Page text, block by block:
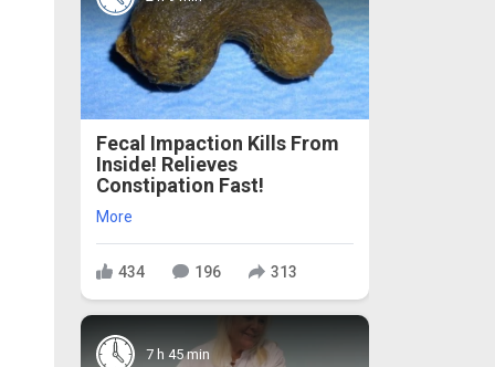
Fecal Impaction Kills From
Inside! Relieves
Constipation Fast!
More
434 196 313
7 h 45 min